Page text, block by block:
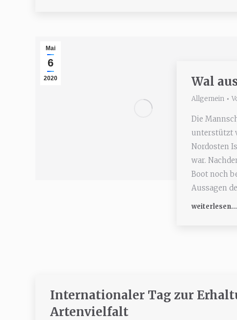
Mai
6
2020 Wal
Allgemein
Die
unterstützt
Nordosten
war.
Boot noch
Aussagen
weiterlesen...
Internationaler Tag zur
Artenvielfalt